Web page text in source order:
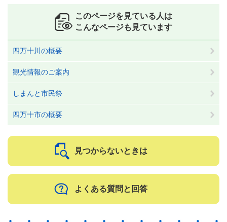
このページを見ている人は
こんなページも見ています
四万十川の概要
観光情報のご案内
しまんと市民祭
四万十市の概要
見つからないときは
よくある質問と回答